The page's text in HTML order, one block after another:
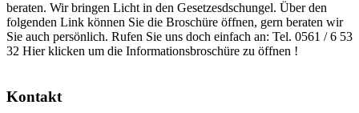
beraten. Wir bringen Licht in den Gesetzesdschungel. Über den
folgenden Link können Sie die Broschüre öffnen, gern beraten wir
Sie auch persönlich. Rufen Sie uns doch einfach an: Tel. 0561 / 6 53
32 Hier klicken um die Informationsbroschüre zu öffnen !
Kontakt